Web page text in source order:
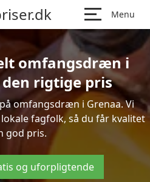
Menu
omfangsdræn i
rigtige pris
omfangsdræn i Grenaa. Vi
fagfolk, så du får kvalitet
god pris.
og uforpligtende